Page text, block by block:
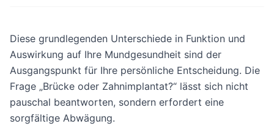
Diese grundlegenden Unterschiede in Funktion und
Auswirkung auf Ihre Mundgesundheit sind der
Ausgangspunkt für Ihre persönliche Entscheidung. Die
Frage „Brücke oder Zahnimplantat?“ lässt sich nicht
pauschal beantworten, sondern erfordert eine
sorgfältige Abwägung.